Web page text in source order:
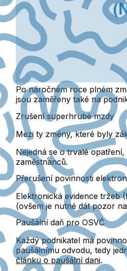
Po náročném roce plném
jsou zaměřeny také na
Zrušení superhrubé mzdy
Mezi ty změny, které byly
Nejedná se o trvalé
zaměstnanců.
Přerušení povinnosti
Elektronická evidence tržeb
(ovšem je nutné dát pozor
Paušální daň pro OSVČ
Každý podnikatel má
paušálnímu odvodu, tedy
článku o paušální dani.